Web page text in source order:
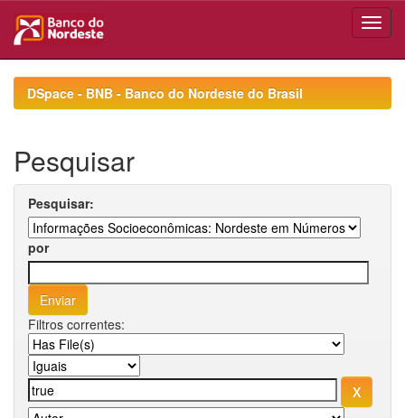
navigationDSpace - BNB - Banco do Nordeste do Brasil
Pesquisar
Pesquisar:
por
Filtros correntes: